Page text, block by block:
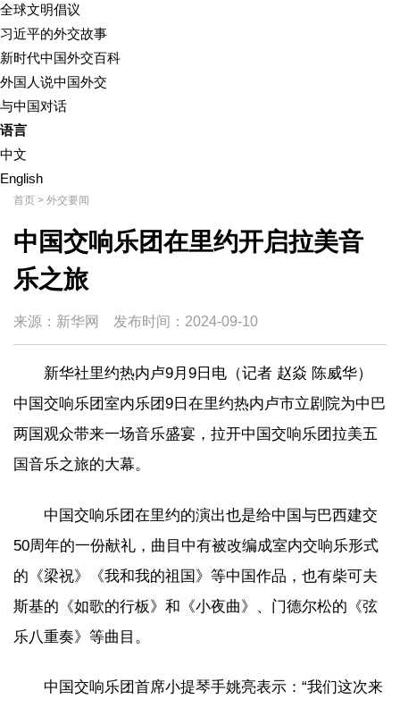
全球文明倡议
习近平的外交故事
新时代中国外交百科
外国人说中国外交
与中国对话
语言
中文
English
首页 > 外交要闻
中国交响乐团在里约开启拉美音
乐之旅
来源：新华网 发布时间： 2024-09-10
新华社里约热内卢9月9日电（记者 赵焱 陈威华）
中国交响乐团室内乐团9日在里约热内卢市立剧院为中巴
两国观众带来一场音乐盛宴，拉开中国交响乐团拉美五
国音乐之旅的大幕。
中国交响乐团在里约的演出也是给中国与巴西建交
50周年的一份献礼，曲目中有被改编成室内交响乐形式
的《梁祝》《我和我的祖国》等中国作品，也有柴可夫
斯基的《如歌的行板》和《小夜曲》、门德尔松的《弦
乐八重奏》等曲目。
中国交响乐团首席小提琴手姚亮表示：“我们这次来